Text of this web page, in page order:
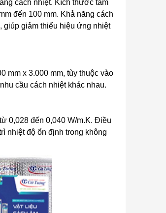
cách nhiệt. Kích thước tấm
đến 100 mm. Khả năng cách
giúp giảm thiểu hiệu ứng nhiệt
mm x 3.000 mm, tùy thuộc vào
cầu cách nhiệt khác nhau.
0,028 đến 0,040 W/m.K. Điều
nhiệt độ ổn định trong không